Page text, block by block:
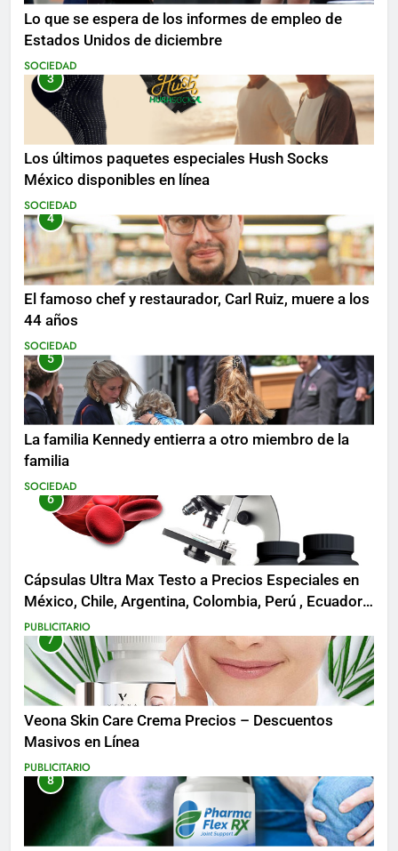
Lo que se espera de los informes de empleo de
Estados Unidos de diciembre
SOCIEDAD
3
Los últimos paquetes especiales Hush Socks
México disponibles en línea
SOCIEDAD
4
El famoso chef y restaurador, Carl Ruiz, muere a los
44 años
SOCIEDAD
5
La familia Kennedy entierra a otro miembro de la
familia
SOCIEDAD
6
Cápsulas Ultra Max Testo a Precios Especiales en
México, Chile, Argentina, Colombia, Perú , Ecuador,
Costa Rica y Más
PUBLICITARIO
7
Veona Skin Care Crema Precios – Descuentos
Masivos en Línea
PUBLICITARIO
8